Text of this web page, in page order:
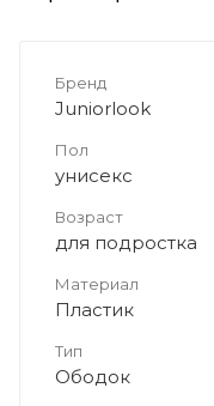
Бренд
Juniorlook
Пол
унисекс
Возраст
для подростка
Материал
Пластик
Тип
Ободок